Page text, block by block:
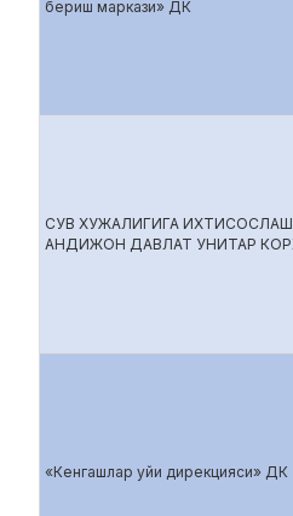
бериш маркази» ДК
СУВ ХУЖАЛИГИГА
АНДИЖОН ДАВЛАТ УНИТАР
«Кенгашлар уйи дирекцияси» ДК